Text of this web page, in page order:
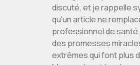
discuté, et je rappelle
qu'un article ne
professionnel de
des promesses
extrêmes qui font plus